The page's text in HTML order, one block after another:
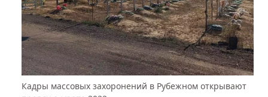
Кадры массовых захоронений в Рубежном открывают